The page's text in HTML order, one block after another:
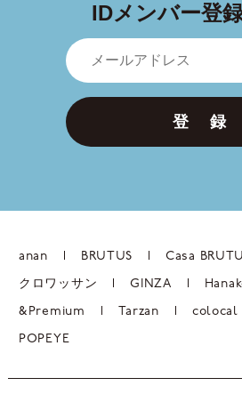
IDメンバー登
登 録
anan BRUTUS Casa
クロワッサン GINZA
&Premium Tarzan colocal
POPEYE